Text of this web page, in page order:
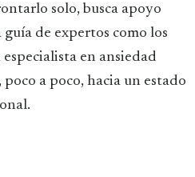
solo, busca apoyo
de expertos como los
en ansiedad
a poco, hacia un estado